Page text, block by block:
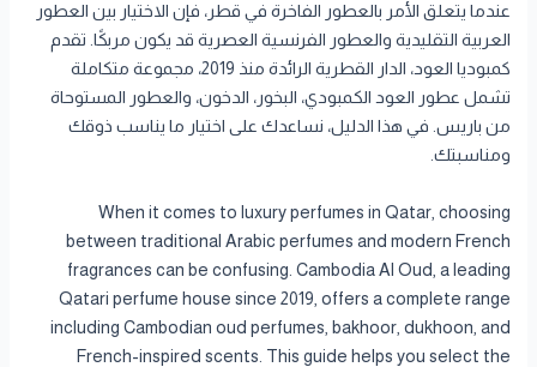
عندما يتعلق الأمر بالعطور الفاخرة في قطر، فإن الاختيار بين العطور
العربية التقليدية والعطور الفرنسية العصرية قد يكون مربكًا. تقدم
كمبوديا العود، الدار القطرية الرائدة منذ 2019، مجموعة متكاملة
تشمل عطور العود الكمبودي، البخور، الدخون، والعطور المستوحاة
من باريس. في هذا الدليل، نساعدك على اختيار ما يناسب ذوقك
ومناسبتك.
When it comes to luxury perfumes in Qatar, choosing
between traditional Arabic perfumes and modern French
fragrances can be confusing. Cambodia Al Oud, a leading
Qatari perfume house since 2019, offers a complete range
including Cambodian oud perfumes, bakhoor, dukhoon, and
French-inspired scents. This guide helps you select the